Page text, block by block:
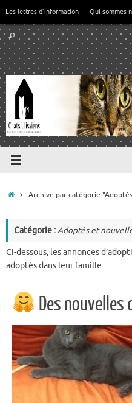
contenu
Les lettres d’information Qui sommes
Recherche
pour
:
Rechercher
AccueilArchive par catégorie
Catégorie :Adoptés et
Ci-dessous, les annonces
adoptés dans leur famille.
Des nouvelles